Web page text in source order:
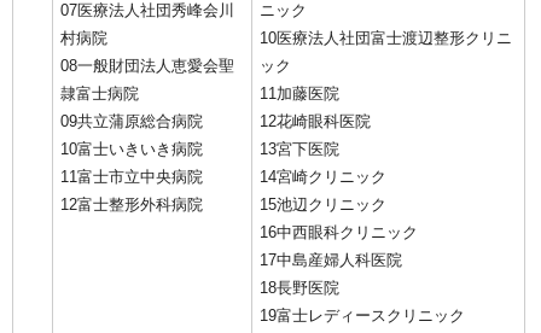
07医療法人社団秀峰会川
村病院
08一般財団法人恵愛会聖
隷富士病院
09共立蒲原総合病院
10富士いきいき病院
11富士市立中央病院
12富士整形外科病院
ニック
10医療法人社団富士渡辺整形クリニ
ック
11加藤医院
12花崎眼科医院
13宮下医院
14宮崎クリニック
15池辺クリニック
16中西眼科クリニック
17中島産婦人科医院
18長野医院
19富士レディースクリニック